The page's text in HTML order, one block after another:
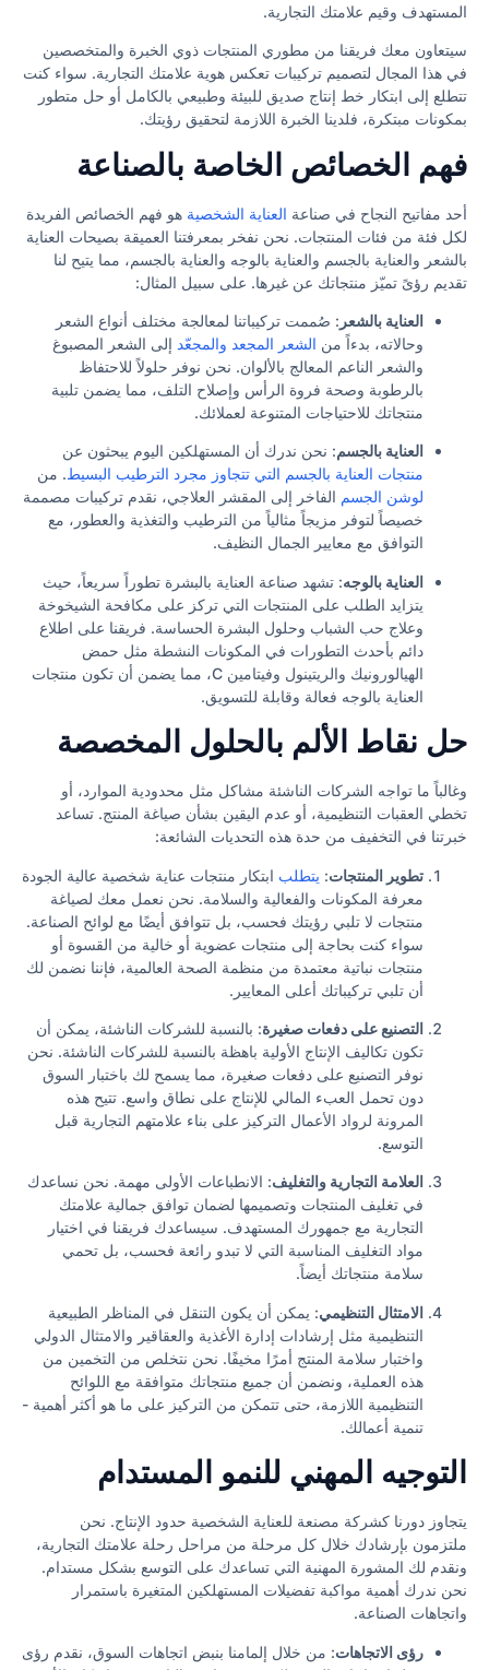
المستهدف وقيم علامتك التجارية.
سيتعاون معك فريقنا من مطوري المنتجات ذوي الخبرة والمتخصصين
في هذا المجال لتصميم تركيبات تعكس هوية علامتك التجارية. سواء كنت
تتطلع إلى ابتكار خط إنتاج صديق للبيئة وطبيعي بالكامل أو حل متطور
بمكونات مبتكرة، فلدينا الخبرة اللازمة لتحقيق رؤيتك.
فهم الخصائص الخاصة بالصناعة
أحد مفاتيح النجاح في صناعة العناية الشخصية هو فهم الخصائص الفريدة
لكل فئة من فئات المنتجات. نحن نفخر بمعرفتنا العميقة بصيحات العناية
بالشعر والعناية بالجسم والعناية بالوجه والعناية بالجسم، مما يتيح لنا
تقديم رؤىً تميّز منتجاتك عن غيرها. على سبيل المثال:
العناية بالشعر : صُممت تركيباتنا لمعالجة مختلف أنواع الشعر
وحالاته، بدءاً من الشعر المجعد والمجعّد إلى الشعر المصبوغ
والشعر الناعم المعالج بالألوان. نحن نوفر حلولاً للاحتفاظ
بالرطوبة وصحة فروة الرأس وإصلاح التلف، مما يضمن تلبية
منتجاتك للاحتياجات المتنوعة لعملائك.
العناية بالجسم: نحن ندرك أن المستهلكين اليوم يبحثون عن
منتجات العناية بالجسم التي تتجاوز مجرد الترطيب البسيط. من
لوشن الجسم الفاخر إلى المقشر العلاجي، نقدم تركيبات مصممة
خصيصاً لتوفر مزيجاً مثالياً من الترطيب والتغذية والعطور، مع
التوافق مع معايير الجمال النظيف.
العناية بالوجه: تشهد صناعة العناية بالبشرة تطوراً سريعاً، حيث
يتزايد الطلب على المنتجات التي تركز على مكافحة الشيخوخة
وعلاج حب الشباب وحلول البشرة الحساسة. فريقنا على اطلاع
دائم بأحدث التطورات في المكونات النشطة مثل حمض
الهيالورونيك والريتينول وفيتامين C، مما يضمن أن تكون منتجات
العناية بالوجه فعالة وقابلة للتسويق.
حل نقاط الألم بالحلول المخصصة
وغالباً ما تواجه الشركات الناشئة مشاكل مثل محدودية الموارد، أو
تخطي العقبات التنظيمية، أو عدم اليقين بشأن صياغة المنتج. تساعد
خبرتنا في التخفيف من حدة هذه التحديات الشائعة:
تطوير المنتجات: يتطلب ابتكار منتجات عناية شخصية عالية الجودة
معرفة المكونات والفعالية والسلامة. نحن نعمل معك لصياغة
منتجات لا تلبي رؤيتك فحسب، بل تتوافق أيضًا مع لوائح الصناعة.
سواء كنت بحاجة إلى منتجات عضوية أو خالية من القسوة أو
منتجات نباتية معتمدة من منظمة الصحة العالمية، فإننا نضمن لك
أن تلبي تركيباتك أعلى المعايير.
التصنيع على دفعات صغيرة: بالنسبة للشركات الناشئة، يمكن أن
تكون تكاليف الإنتاج الأولية باهظة بالنسبة للشركات الناشئة. نحن
نوفر التصنيع على دفعات صغيرة، مما يسمح لك باختبار السوق
دون تحمل العبء المالي للإنتاج على نطاق واسع. تتيح هذه
المرونة لرواد الأعمال التركيز على بناء علامتهم التجارية قبل
التوسع.
العلامة التجارية والتغليف: الانطباعات الأولى مهمة. نحن نساعدك
في تغليف المنتجات وتصميمها لضمان توافق جمالية علامتك
التجارية مع جمهورك المستهدف. سيساعدك فريقنا في اختيار
مواد التغليف المناسبة التي لا تبدو رائعة فحسب، بل تحمي
سلامة منتجاتك أيضاً.
الامتثال التنظيمي: يمكن أن يكون التنقل في المناظر الطبيعية
التنظيمية مثل إرشادات إدارة الأغذية والعقاقير والامتثال الدولي
واختبار سلامة المنتج أمرًا مخيفًا. نحن نتخلص من التخمين من
هذه العملية، ونضمن أن جميع منتجاتك متوافقة مع اللوائح
التنظيمية اللازمة، حتى تتمكن من التركيز على ما هو أكثر أهمية -
تنمية أعمالك.
التوجيه المهني للنمو المستدام
يتجاوز دورنا كشركة مصنعة للعناية الشخصية حدود الإنتاج. نحن
ملتزمون بإرشادك خلال كل مرحلة من مراحل رحلة علامتك التجارية،
ونقدم لك المشورة المهنية التي تساعدك على التوسع بشكل مستدام.
نحن ندرك أهمية مواكبة تفضيلات المستهلكين المتغيرة باستمرار
واتجاهات الصناعة.
رؤى الاتجاهات: من خلال إلمامنا بنبض اتجاهات السوق، نقدم رؤى